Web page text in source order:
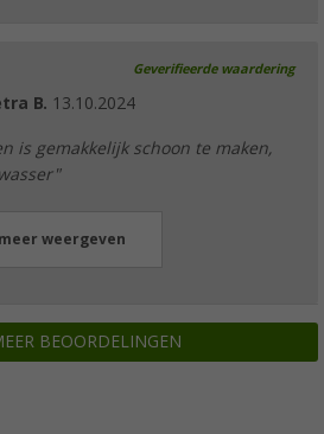
Geverifieerde waardering
B. 13.10.2024
is gemakkelijk schoon te maken,
meer weergeven
BEOORDELINGEN